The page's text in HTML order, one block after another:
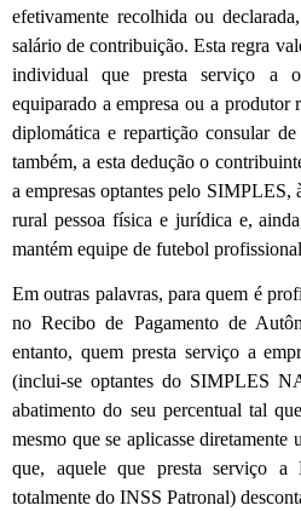
efetivamente recolhida ou
salário de contribuição. Esta regra
individual que presta serviço a
equiparado a empresa ou a produtor
diplomática e repartição consular
também, a esta dedução o
a empresas optantes pelo SIMPLES,
rural pessoa física e jurídica e,
mantém equipe de futebol
Em outras palavras, para quem é
no Recibo de Pagamento de
entanto, quem presta serviço a
(inclui-se optantes do SIMPLES
abatimento do seu percentual tal
mesmo que se aplicasse
que, aquele que presta serviço a
totalmente do INSS Patronal)